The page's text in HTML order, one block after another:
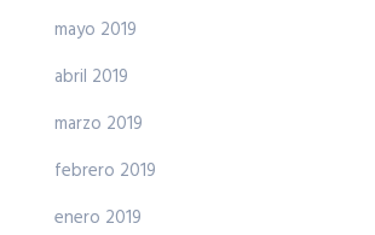
mayo 2019
abril 2019
marzo 2019
febrero 2019
enero 2019